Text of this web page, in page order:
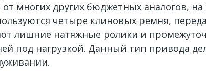
многих других бюджетных аналогов,
четыре клиновых ремня,
лишние натяжные ролики и
под нагрузкой. Данный тип привода